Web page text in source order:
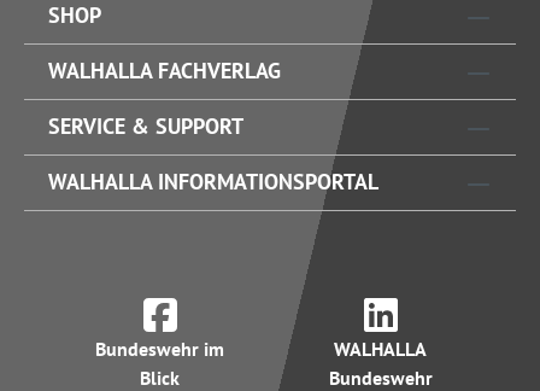
SHOP
WALHALLA FACHVERLAG
SERVICE & SUPPORT
WALHALLA INFORMATIONSPORTAL
Bundeswehr im
Blick
WALHALLA
Bundeswehr